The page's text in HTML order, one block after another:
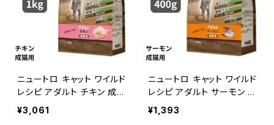
ニュートロ キャット ワイルド
レシピ アダルト チキン 成猫
用 1kg 4902397845737
¥3,061
ニュートロ キャット ワイルド
レシピ アダルト サーモン 成
猫用 400g 4902397845
775
¥1,393